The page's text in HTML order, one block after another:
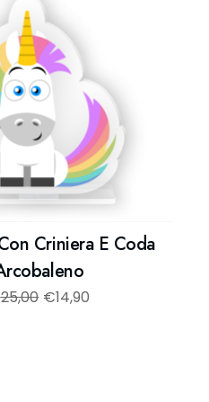
Criniera E Coda
25,00 €14,90